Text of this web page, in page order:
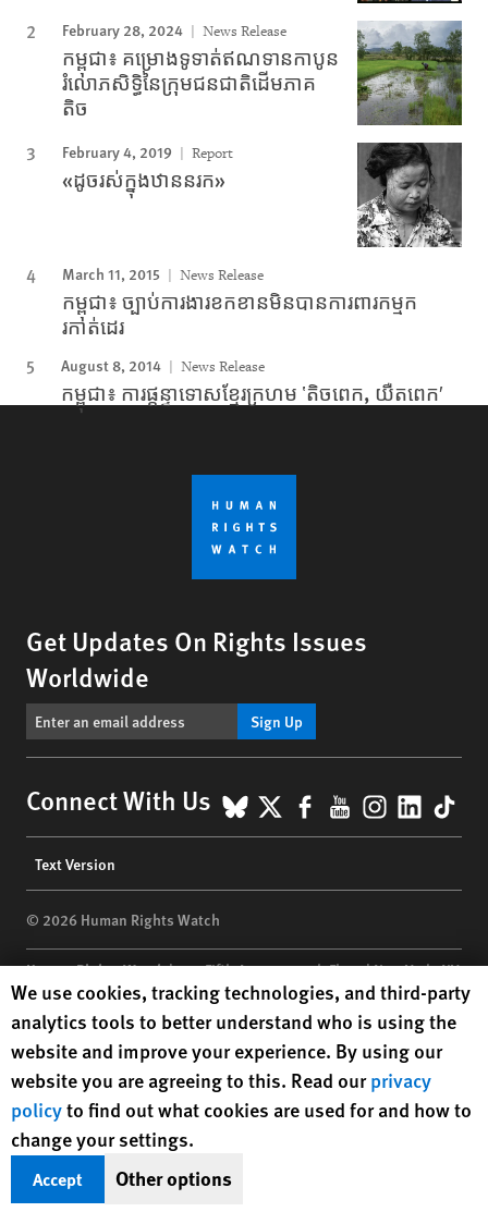
February 28, 2024 News Release
កម្ពុជា៖ គម្រោងទូទាត់ឥណទានកាបូន
រំលោភសិទ្ធិនៃក្រុមជនជាតិដើមភាគ
តិច
February 4, 2019 Report
«ដូច​រស់​ក្នុង​ឋាន​នរក»
March 11, 2015 News Release
កម្ពុជា៖ ច្បាប់ការងារខកខានមិនបានការពារកម្មក
រកាត់ដេរ
August 8, 2014 News Release
កម្ពុជា៖ ការផ្តន្ទាទោសខ្មែរក្រហម ‛តិចពេក, យឺតពេក′
Get Updates On Rights Issues
Worldwide
Sign Up
Connect With Us BlueSky
X Facebook
YouTube
menu
Text Version
© 2026 Human Rights Watch
Human Rights Watch| 350 Fifth Avenue, 34th Floor | New York,NY
10118-3299USA|t 1.212.290.4700
Human Rights Watchis a 501(C)(3) nonprofit registered in the US
under EIN: 13-2875808
Human Rights Watch cookie preferences
We use cookies, tracking technologies, and third-party
analytics tools to better understand who is using the
website and improve your experience. By using our
website you are agreeing to this. Read ourprivacy
policyto find out what cookies are used for and how to
change your settings.
Accept Other options